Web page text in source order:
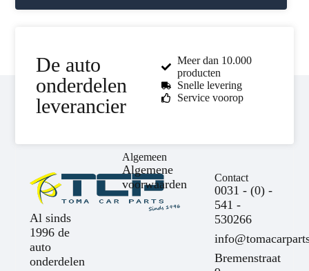
De auto
onderdelen
leverancier
Meer dan 10.000
producten
Snelle levering
Service voorop
Al sinds
1996 de
auto
onderdelen
Algemeen
Algemene
voorwaarden
Contact
0031 - (0) -
541 -
530266
Bremenstraat